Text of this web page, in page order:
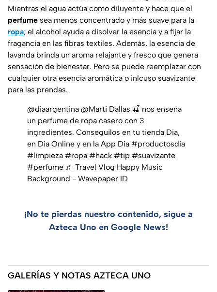
Mientras el agua actúa como diluyente y hace que el
perfume sea menos concentrado y más suave para la
ropa; el alcohol ayuda a disolver la esencia y a fijar la
fragancia en las fibras textiles. Además, la esencia de
lavanda brinda un aroma relajante y fresco que genera
sensación de bienestar. Pero se puede reemplazar con
cualquier otra esencia aromática o inlcuso suavizante
para las prendas.
@diaargentina @Marti Dallas 🍒 nos enseña
un perfume de ropa casero con 3
ingredientes. Conseguilos en tu tienda Dia,
en Dia Online y en la App Dia #productosdia
#limpieza #ropa #hack #tip #suavizante
#perfume ♬ Travel Vlog Happy Music
Background - Wavepaper ID
¡No te pierdas nuestro contenido, sigue a
Azteca Uno en Google News!
GALERÍAS Y NOTAS AZTECA UNO